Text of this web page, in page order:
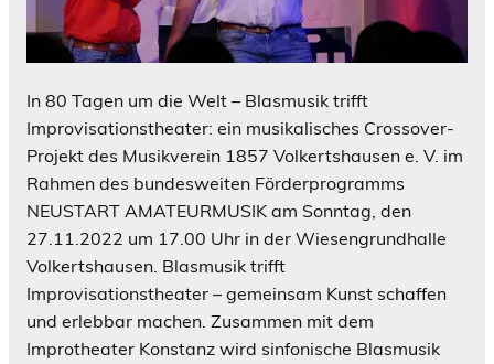
In 80 Tagen um die Welt – Blasmusik trifft
Improvisationstheater: ein musikalisches Crossover-
Projekt des Musikverein 1857 Volkertshausen e. V. im
Rahmen des bundesweiten Förderprogramms
NEUSTART AMATEURMUSIK am Sonntag, den
27.11.2022 um 17.00 Uhr in der Wiesengrundhalle
Volkertshausen. Blasmusik trifft
Improvisationstheater – gemeinsam Kunst schaffen
und erlebbar machen. Zusammen mit dem
Improtheater Konstanz wird sinfonische Blasmusik